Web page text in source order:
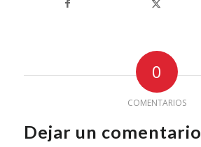
0
COMENTARIOS
Dejar un comentario